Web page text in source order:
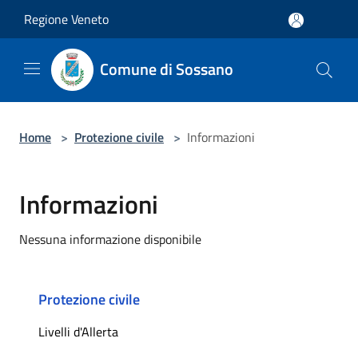
Regione Veneto
Comune di Sossano
Home > Protezione civile > Informazioni
Informazioni
Nessuna informazione disponibile
Protezione civile
Livelli d'Allerta